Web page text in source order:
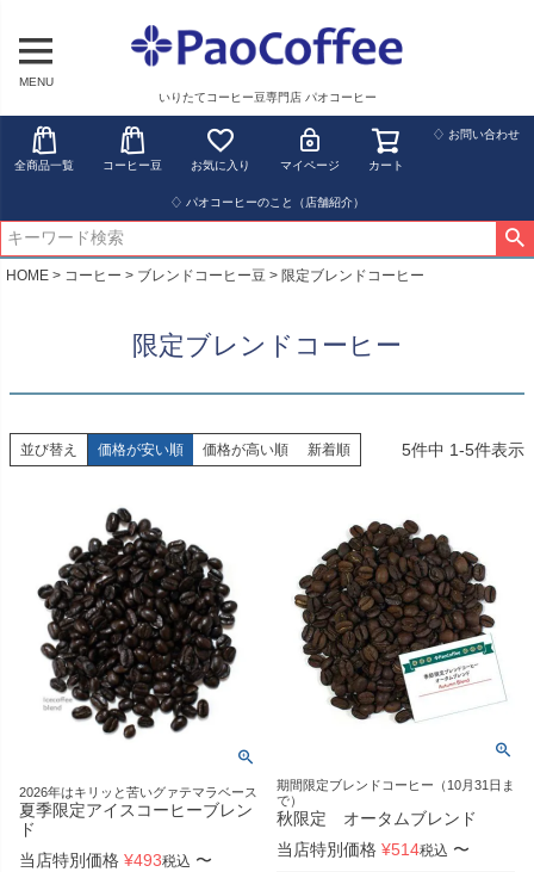
MENU
いりたてコーヒー豆専門店 パオコーヒー
全商品一覧 コーヒー豆 お気に入り マイページ カート
♢ お問い合わせ
♢ パオコーヒーのこと（店舗紹介）
HOME コーヒー ブレンドコーヒー豆 限定ブレンドコーヒー
限定ブレンドコーヒー
並び替え 価格が安い順 価格が高い順 新着順 5件中 1-5件表示
2026年はキリッと苦いグァテマラベース
夏季限定アイスコーヒーブレン
ド
当店特別価格 ¥493税込 〜
期間限定ブレンドコーヒー（10月31日ま
で）
秋限定 オータムブレンド
当店特別価格 ¥514税込 〜